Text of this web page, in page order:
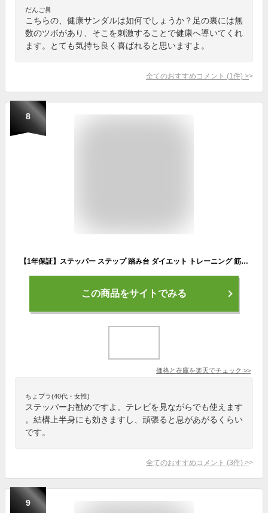
だんご鼻
こちらの、健康サンダルは如何でしょうか？足の裏には無
数のツボがあり、そこを刺激することで健康へ導いてくれ
ます。とても気持ち良く喜ばれると思いますよ。
全てのおすすめコメント (1 件) >
8
【1年保証】ステッパー ステップ 踏み台 ダイエット トレーニング 筋トレ 足ふみ ステップ運動 スポーツ 体力づくり ミニ 屋内 ウォーキング エクササイズ フィットネス おうち ジム 宅トレ 健康 有酸素運動 昇降 コンパクト クリスマス プレゼント de113
この商品をサイトでみる
価格と在庫を楽天でチェック >>
ちょプラ(40代・女性)
ステッパーお勧めですよ。テレビを見ながらでも使えます
。結構上半身にも効きますし、頑張ると息があがるくらい
です。
全てのおすすめコメント (3件) >
9